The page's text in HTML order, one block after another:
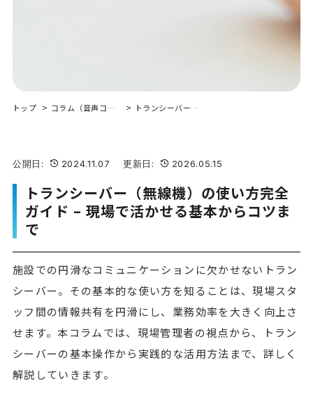
トップ コラム（音声コミュニケーション） トランシーバー（無線機）の使い方完全ガイド – 現場で活かせる基本からコツまで
公開日: 2024.11.07 更新日: 2026.05.15
トランシーバー（無線機）の使い方完全
ガイド – 現場で活かせる基本からコツま
で
施設での円滑なコミュニケーションに欠かせないトラン
シーバー。その基本的な使い方を知ることは、現場スタ
ッフ間の情報共有を円滑にし、業務効率を大きく向上さ
せます。本コラムでは、現場管理者の視点から、トラン
シーバーの基本操作から実践的な活用方法まで、詳しく
解説していきます。